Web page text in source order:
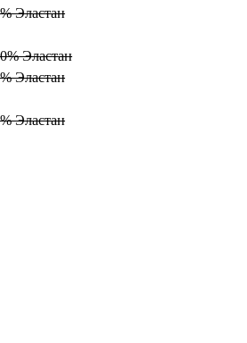
Эластан
Эластан
Эластан
Эластан